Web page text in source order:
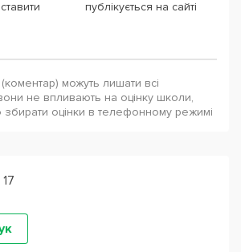
публікується на сайті
(коментар) можуть лишати всі
не впливають на оцінку школи,
оцінки в телефонному режимі